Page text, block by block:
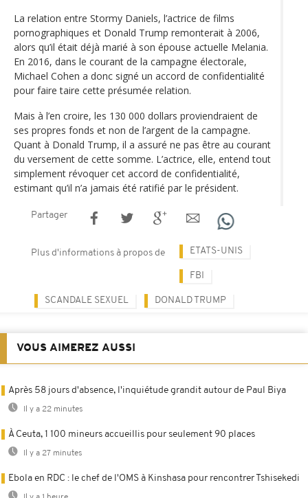
La relation entre Stormy Daniels, l’actrice de films
pornographiques et Donald Trump remonterait à 2006,
alors qu’il était déjà marié à son épouse actuelle Melania.
En 2016, dans le courant de la campagne électorale,
Michael Cohen a donc signé un accord de confidentialité
pour faire taire cette présumée relation.
Mais à l’en croire, les 130 000 dollars proviendraient de
ses propres fonds et non de l’argent de la campagne.
Quant à Donald Trump, il a assuré ne pas être au courant
du versement de cette somme. L’actrice, elle, entend tout
simplement révoquer cet accord de confidentialité,
estimant qu’il n’a jamais été ratifié par le président.
Partager
Plus d'informations à propos de ETATS-UNIS
FBI
SCANDALE SEXUEL DONALD TRUMP
VOUS AIMEREZ AUSSI
Après 58 jours d'absence, l'inquiétude grandit autour de Paul Biya
Il y a 22 minutes
À Ceuta, 1 100 mineurs accueillis pour seulement 90 places
Il y a 27 minutes
Ebola en RDC : le chef de l'OMS à Kinshasa pour rencontrer Tshisekedi